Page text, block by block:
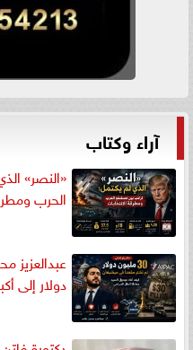
آراء وكتاب
«النصر»
الحرب
دولار إلى